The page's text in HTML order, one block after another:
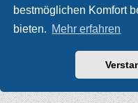
bestmöglichen Komfort
bieten. Mehr erfahren